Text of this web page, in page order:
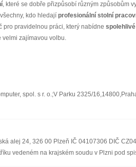
, které se dobře přizpůsobí různým způsobům
kdo hledají profesionální stolní
pro pravidelnou práci, který nabídne
velmi zajímavou volbu.
spol. s r. o.;V Parku 2325/
alej 24, 326 00 Plzeň IČ 04107306 DIČ
vedeném na krajském soudu v Plzni pod